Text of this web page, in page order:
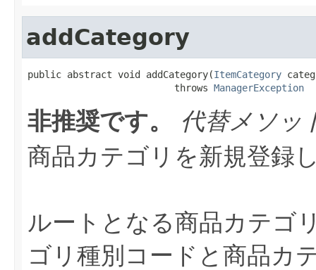
addCategory
public abstract void addCategory(ItemCategory
                          throws
ManagerException
非推奨です。
代替メソッ
商品カテゴリを新規登録
ルートとなる商品カテゴ
ゴリ種別コードと商品カ